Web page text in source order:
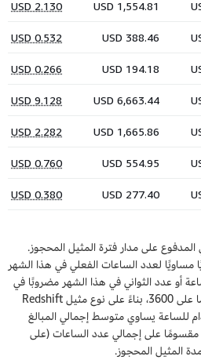
على مدار فترة المثيل المحجوز.
مساويًا لعدد الساعات الفعلي في هذا الشهر
أو عدد الثواني في هذا الشهر مضروبًا في
سعر الاستخدام لكل ساعة مقسومًا على 3600، بناءً على نوع مثيل Redshift
للساعة يساوي متوسط إجمالي المبالغ
مقسومًا على إجمالي عدد الساعات (على